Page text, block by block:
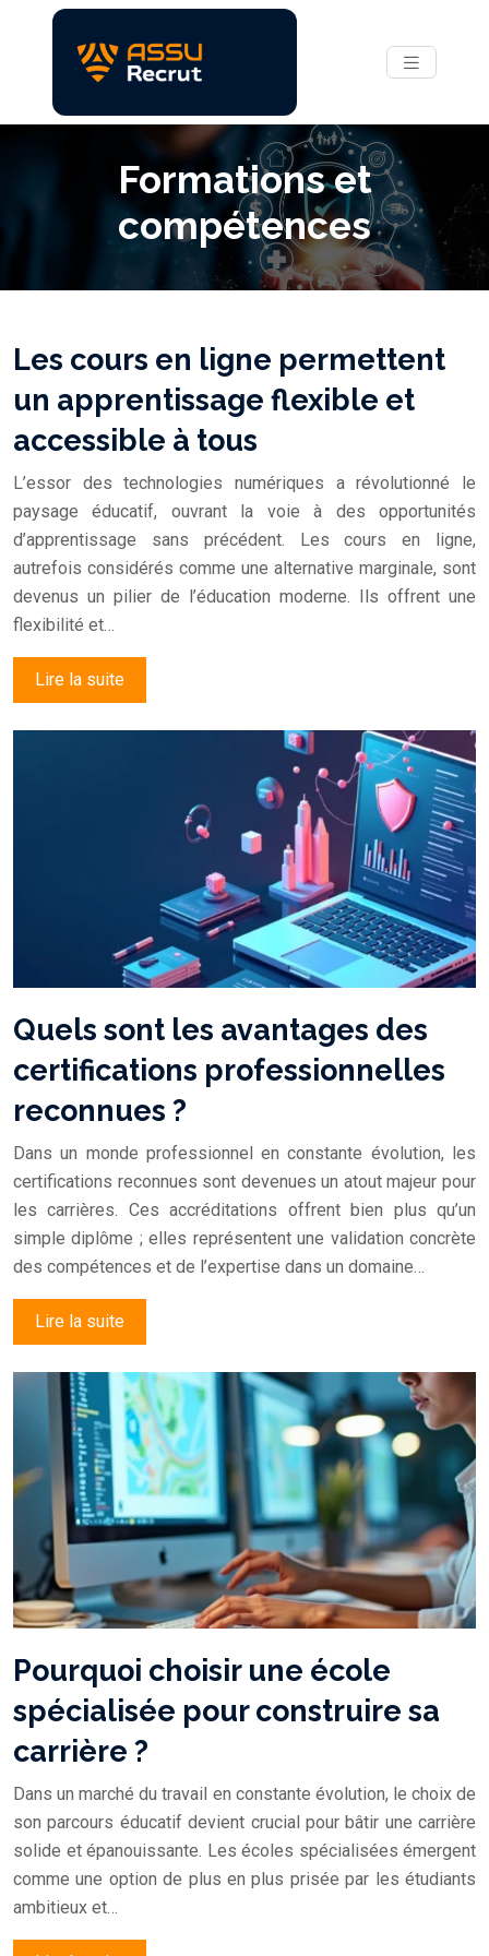
Formations et
compétences
Les cours en ligne permettent
un apprentissage flexible et
accessible à tous
L’essor des technologies numériques a révolutionné le
paysage éducatif, ouvrant la voie à des opportunités
d’apprentissage sans précédent. Les cours en ligne,
autrefois considérés comme une alternative marginale, sont
devenus un pilier de l’éducation moderne. Ils offrent une
flexibilité et…
Lire la suite
Quels sont les avantages des
certifications professionnelles
reconnues ?
Dans un monde professionnel en constante évolution, les
certifications reconnues sont devenues un atout majeur pour
les carrières. Ces accréditations offrent bien plus qu’un
simple diplôme ; elles représentent une validation concrète
des compétences et de l’expertise dans un domaine…
Lire la suite
Pourquoi choisir une école
spécialisée pour construire sa
carrière ?
Dans un marché du travail en constante évolution, le choix de
son parcours éducatif devient crucial pour bâtir une carrière
solide et épanouissante. Les écoles spécialisées émergent
comme une option de plus en plus prisée par les étudiants
ambitieux et…